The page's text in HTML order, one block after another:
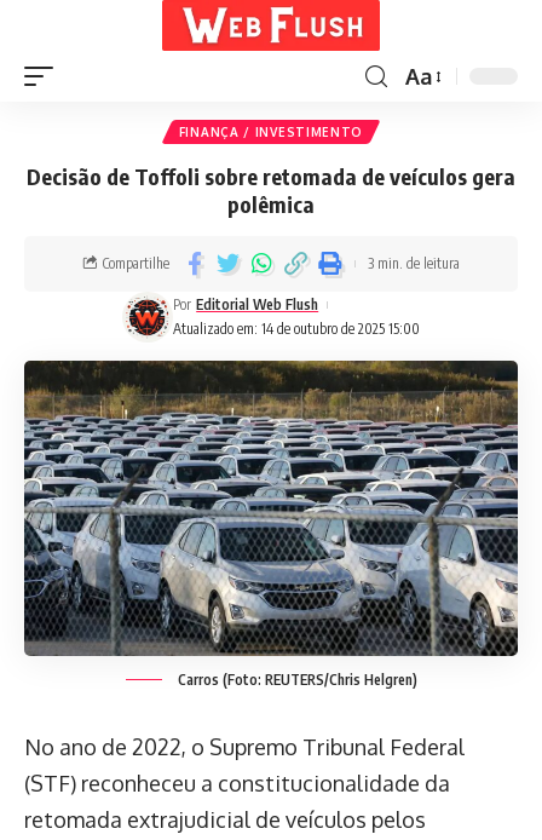
Aa
FINANÇA / INVESTIMENTO
Decisão de Toffoli sobre retomada de veículos gera
polêmica
Atualizado em: 14 de outubro de 2025 15:00
Por Editorial Web Flush
Compartilhe 3 min. de leitura
Carros (Foto: REUTERS/Chris Helgren)
No ano de 2022, o Supremo Tribunal Federal
(STF) reconheceu a constitucionalidade da
retomada extrajudicial de veículos pelos